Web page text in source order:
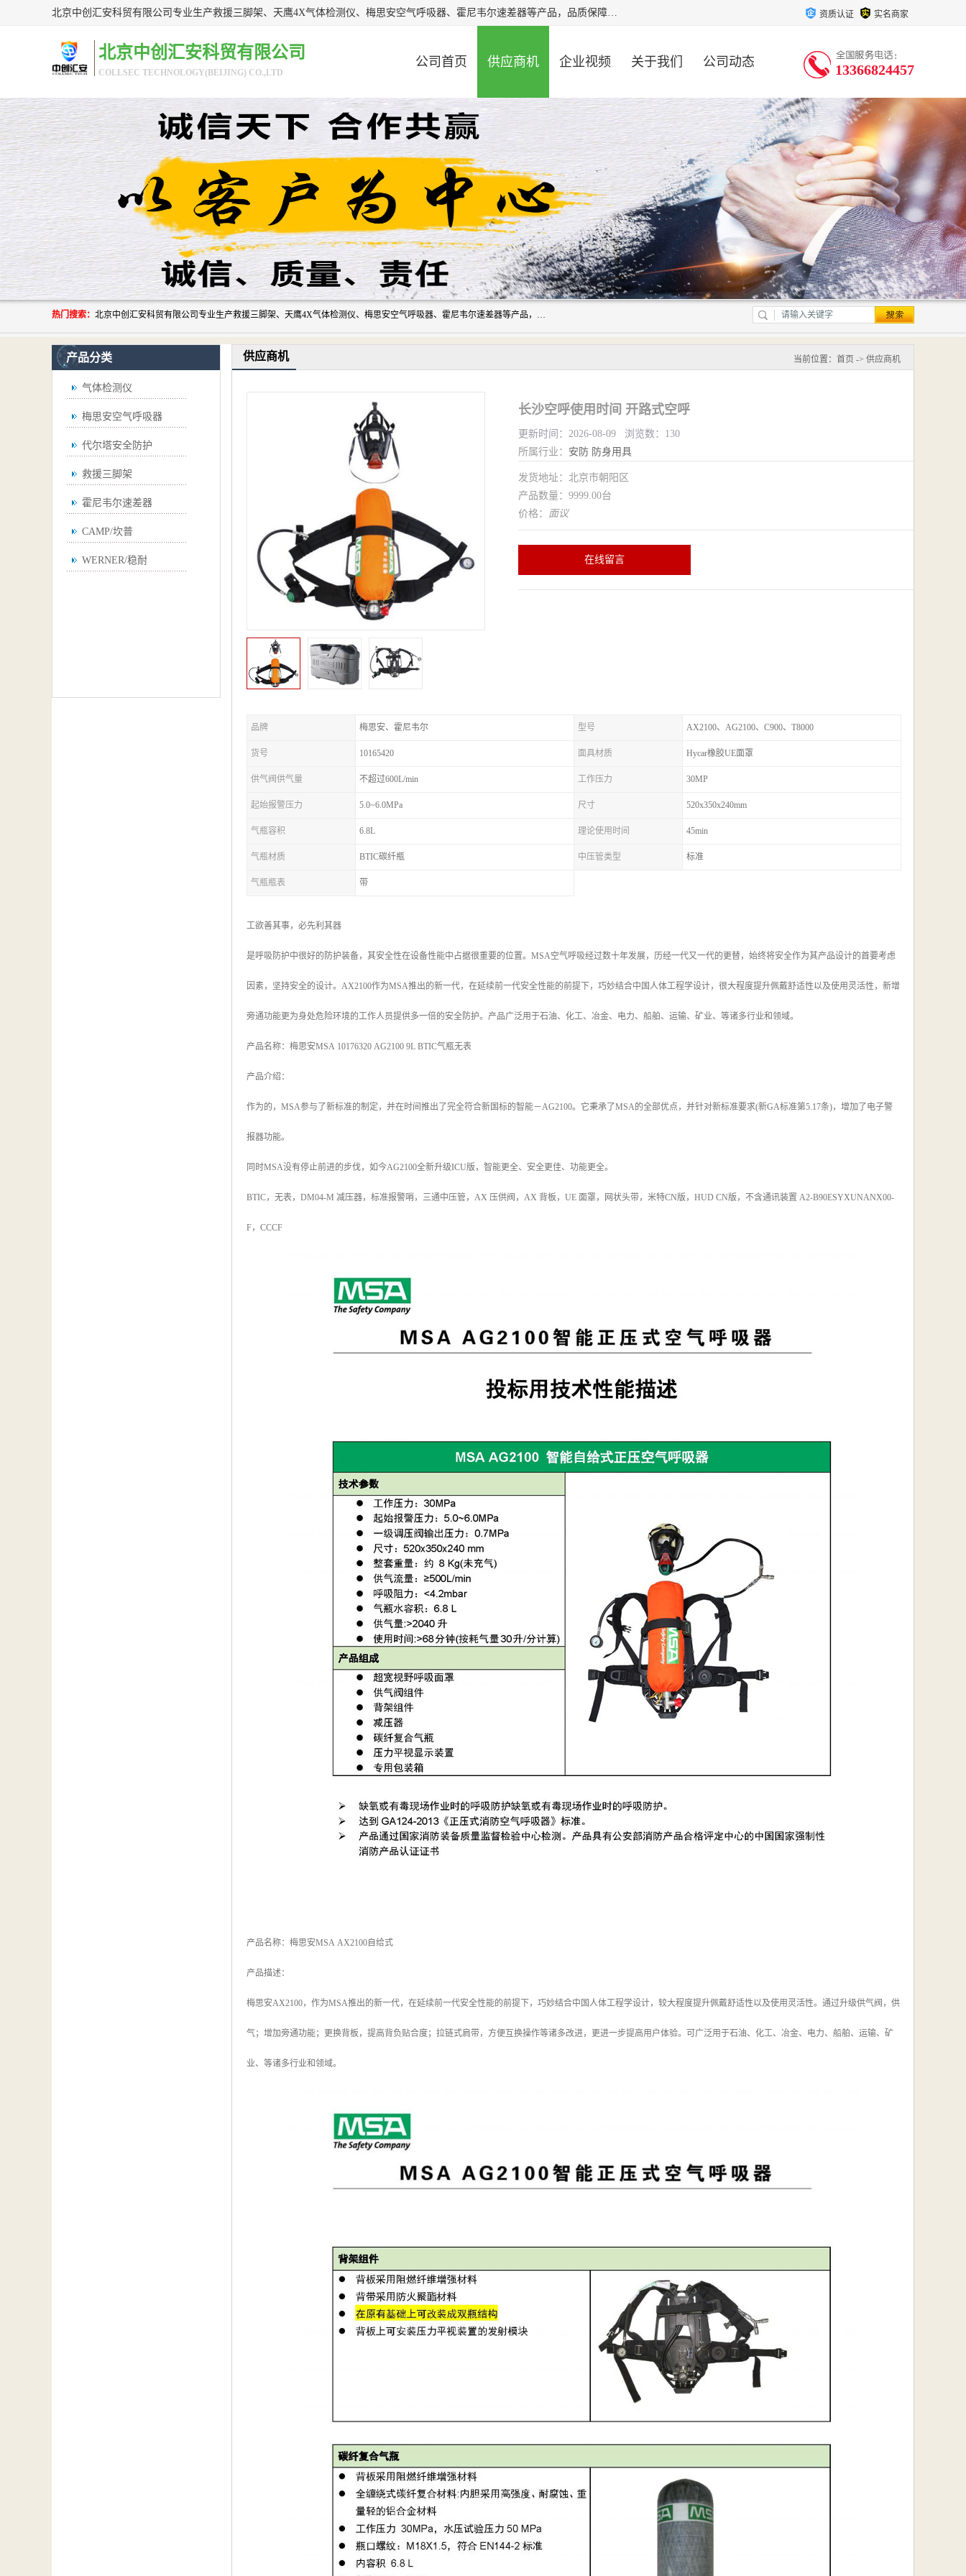
北京中创汇安科贸有限公司专业生产救援三脚架、天鹰4X气体检测仪、梅思安空气呼吸器、霍尼韦尔速差器等产品，品质保障，价格合理，欢迎在线致电咨询。 资质认证 实名商家
北京中创汇安科贸有限公司
COLLSEC TECHNOLOGY(BEIJING) CO.,LTD
公司首页 供应商机 企业视频 关于我们 公司动态 13366824457
热门搜索： 北京中创汇安科贸有限公司专业生产救援三脚架、天鹰4X气体检测仪、梅思安空气呼吸器、霍尼韦尔速差器等产品，品质保障，价格合理，欢迎在线致电咨询。
产品分类
气体检测仪
梅思安空气呼吸器
代尔塔安全防护
救援三脚架
霍尼韦尔速差器
CAMP/坎普
WERNER/稳耐
供应商机 当前位置： 首页 -> 供应商机
长沙空呼使用时间 开路式空呼
更新时间：2026-08-09 浏览数：130
所属行业： 安防 防身用具
发货地址：北京市朝阳区
产品数量：9999.00台
价格： 面议
在线留言
品牌 梅思安、霍尼韦尔 型号 AX2100、AG2100、C900、T8000
货号 10165420 面具材质 Hycar橡胶UE面罩
供气阀供气量 不超过600L/min 工作压力 30MP
起始报警压力 5.0~6.0MPa 尺寸 520x350x240mm
气瓶容积 6.8L 理论使用时间 45min
气瓶材质 BTIC碳纤瓶 中压管类型 标准
气瓶瓶表 带
工欲善其事，必先利其器
是呼吸防护中很好的防护装备，其安全性在设备性能中占据很重要的位置。MSA空气呼吸经过数十年发展，历经一代又一代的更替，始终将安全作为其产品设计的首要考虑
因素，坚持安全的设计。AX2100作为MSA推出的新一代，在延续前一代安全性能的前提下，巧妙结合中国人体工程学设计，很大程度提升佩戴舒适性以及使用灵活性，新增
旁通功能更为身处危险环境的工作人员提供多一倍的安全防护。产品广泛用于石油、化工、冶金、电力、船舶、运输、矿业、等诸多行业和领域。
产品名称：梅思安MSA 10176320 AG2100 9L BTIC气瓶无表
产品介绍：
作为的，MSA参与了新标准的制定，并在时间推出了完全符合新国标的智能－AG2100。它秉承了MSA的全部优点，并针对新标准要求(新GA标准第5.17条)，增加了电子警
报器功能。
同时MSA没有停止前进的步伐，如今AG2100全新升级ICU版，智能更全、安全更佳、功能更全。
BTIC，无表，DM04-M 减压器，标准报警哨，三通中压管，AX 压供阀，AX 背板，UE 面罩，网状头带，米特CN版，HUD CN版，不含通讯装置 A2-B90ESYXUNANX00-
F，CCCF
产品名称：梅思安MSA AX2100自给式
产品描述：
梅思安AX2100，作为MSA推出的新一代，在延续前一代安全性能的前提下，巧妙结合中国人体工程学设计，较大程度提升佩戴舒适性以及使用灵活性。通过升级供气阀，供
气；增加旁通功能；更换背板，提高背负贴合度；拉链式肩带，方便互换操作等诸多改进，更进一步提高用户体验。可广泛用于石油、化工、冶金、电力、船舶、运输、矿
业、等诸多行业和领域。